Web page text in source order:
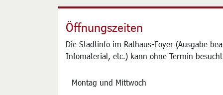
Öffnungszeiten
Die Stadtinfo im Rathaus-Foyer (Ausgabe
Infomaterial, etc.) kann ohne Termin
Montag und Mittwoch